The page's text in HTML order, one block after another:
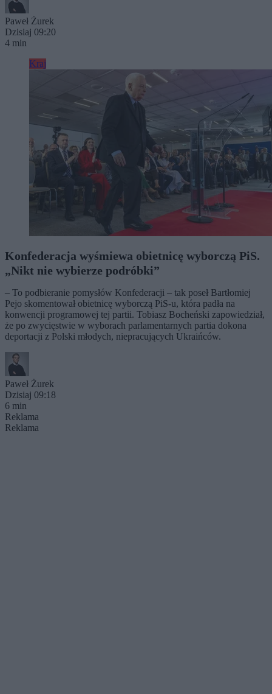
Paweł Żurek
Dzisiaj 09:20
4 min
Kraj
Konfederacja wyśmiewa obietnicę wyborczą PiS.
„Nikt nie wybierze podróbki”
– To podbieranie pomysłów Konfederacji – tak poseł Bartłomiej
Pejo skomentował obietnicę wyborczą PiS-u, która padła na
konwencji programowej tej partii. Tobiasz Bocheński zapowiedział,
że po zwycięstwie w wyborach parlamentarnych partia dokona
deportacji z Polski młodych, niepracujących Ukraińców.
Paweł Żurek
Dzisiaj 09:18
6 min
Reklama
Reklama